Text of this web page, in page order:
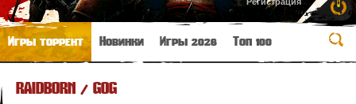
Игры торрент Новинки Игры 2026 Топ 100
RAIDBORN / GOG